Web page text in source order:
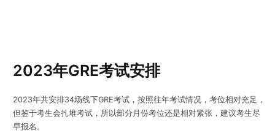
2023年GRE考试安排
2023年共安排34场线下GRE考试，按照往年考试情况，考位相对充足，
但鉴于考生会扎堆考试，所以部分月份考位还是相对紧张，建议考生尽
早报名。